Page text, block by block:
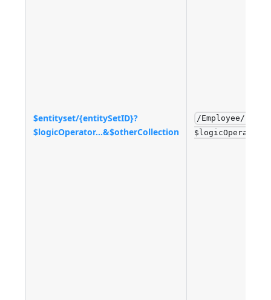
$entityset/{entitySetID}?
$logicOperator...&$otherCollection
/Employee/